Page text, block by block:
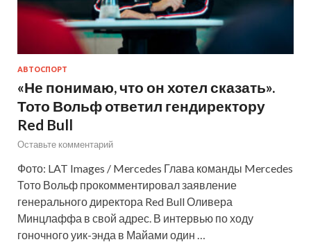
АВТОСПОРТ
«Не понимаю, что он хотел сказать».
Тото Вольф ответил гендиректору
Red Bull
Оставьте комментарий
Фото: LAT Images / Mercedes Глава команды Mercedes
Тото Вольф прокомментировал заявление
генерального директора Red Bull Оливера
Минцлаффа в свой адрес. В интервью по ходу
гоночного уик-энда в Майами один …